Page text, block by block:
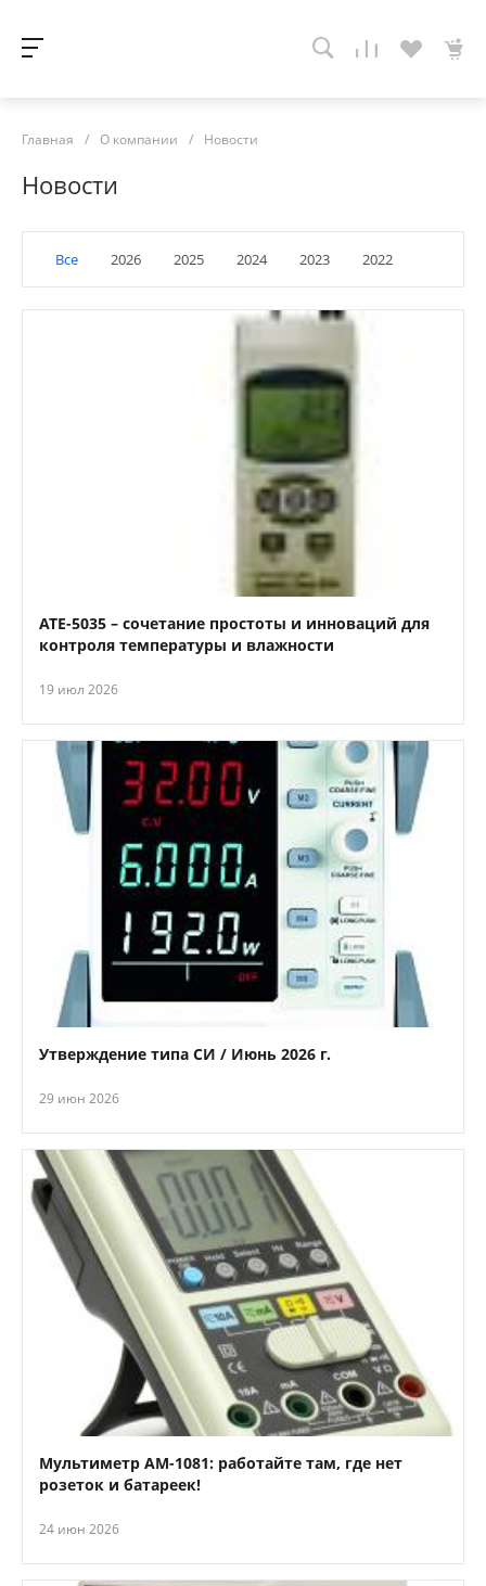
Главная / О компании / Новости
Новости
Все 2026 2025 2024 2023 2022
АТЕ-5035 – сочетание простоты и инноваций для
контроля температуры и влажности
19 июл 2026
Утверждение типа СИ / Июнь 2026 г.
29 июн 2026
Мультиметр АМ-1081: работайте там, где нет
розеток и батареек!
24 июн 2026